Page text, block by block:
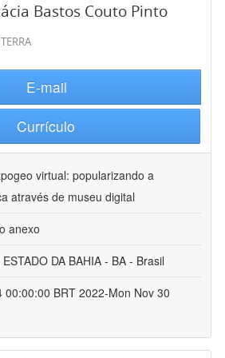
Bastos Couto Pinto
E-mail
Currículo
virtual: popularizando a
através de museu digital
anexo
ESTADO DA BAHIA - BA - Brasil
00:00:00 BRT 2022-Mon Nov 30